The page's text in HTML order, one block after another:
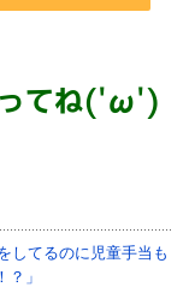
ってね('ω')
してるのに児童手当も
」